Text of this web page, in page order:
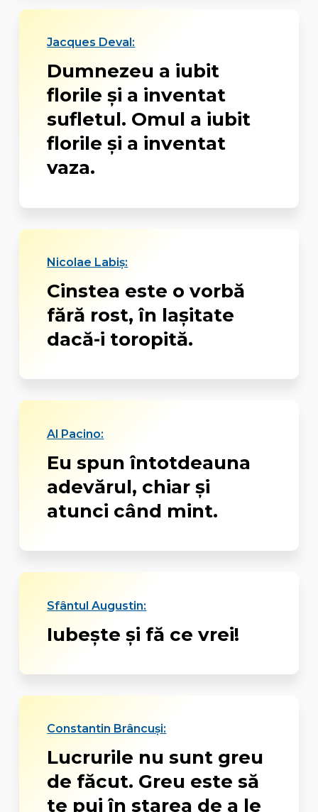
Jacques Deval:
Dumnezeu a iubit
florile şi a inventat
sufletul. Omul a iubit
florile şi a inventat
vaza.
Nicolae Labiș:
Cinstea este o vorbă
fără rost, în laşitate
dacă-i toropită.
Al Pacino:
Eu spun întotdeauna
adevărul, chiar şi
atunci când mint.
Sfântul Augustin:
Iubește și fă ce vrei!
Constantin Brâncuși:
Lucrurile nu sunt greu
de făcut. Greu este să
te pui în starea de a le